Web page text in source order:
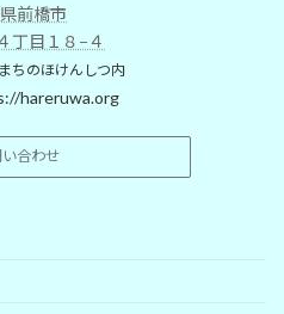
前橋市
丁目１８−４
ちのほけんしつ内
hareruwa.org
い合わせ